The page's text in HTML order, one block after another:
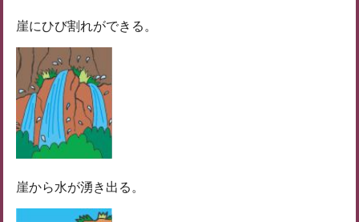
崖にひび割れができる。
崖から水が湧き出る。